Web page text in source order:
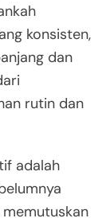
konsisten,
dan
rutin dan
adalah